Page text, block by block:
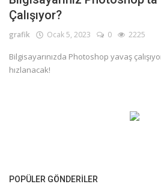
Giriş
Çalışıyor?
grafik Ocak 5, 2023 0 2225
Bilgisayarınızda Photoshop yavaş
hızlanacak!
POPÜLER GÖNDERILER